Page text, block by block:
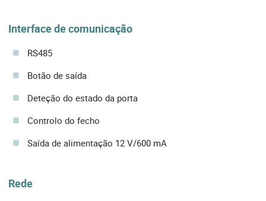
Interface de comunicação
RS485
Botão de saída
Deteção do estado da porta
Controlo do fecho
Saída de alimentação 12 V/600 mA
Rede